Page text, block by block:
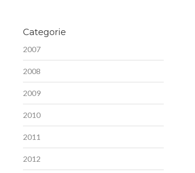
Categorie
2007
2008
2009
2010
2011
2012